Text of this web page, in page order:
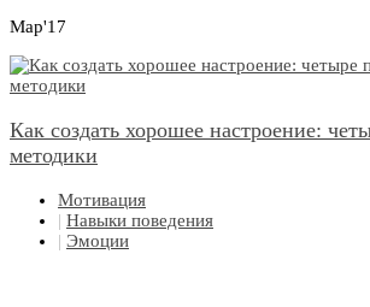
Мар'17
Как создать хорошее настроение:
методики
Мотивация
| Навыки поведения
| Эмоции